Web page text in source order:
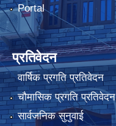
Portal
प्रतिवेदन
वार्षिक प्रगति प्रतिवेदन
चौमासिक प्रगति प्रतिवेदन
सार्वजनिक सुनुवाई